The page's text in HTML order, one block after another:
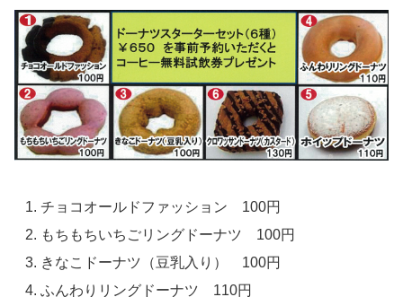
チョコオールドファッション 100円
もちもちいちごリングドーナツ 100円
きなこドーナツ（豆乳入り） 100円
ふんわりリングドーナツ 110円